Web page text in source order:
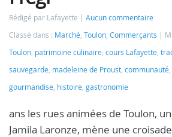
Rédigé par Lafayette
Aucun commentaire
Classé dans : Marché, Toulon, Commerçants
Toulon, patrimoine culinaire, cours Lafayette,
sauvegarde, madeleine de Proust, communauté,
gourmandise, histoire, gastronomie
ans les rues animées de Toulon,
Jamila Laronze, mène une